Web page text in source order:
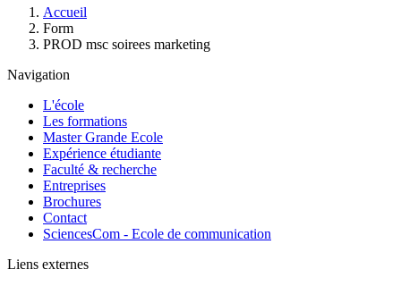
d'Ariane
Accueil
Form
PROD msc soirees marketing
Navigation
L'école
Les formations
Master Grande Ecole
Expérience étudiante
Faculté & recherche
Entreprises
Brochures
Contact
SciencesCom - Ecole de communication
Liens externes